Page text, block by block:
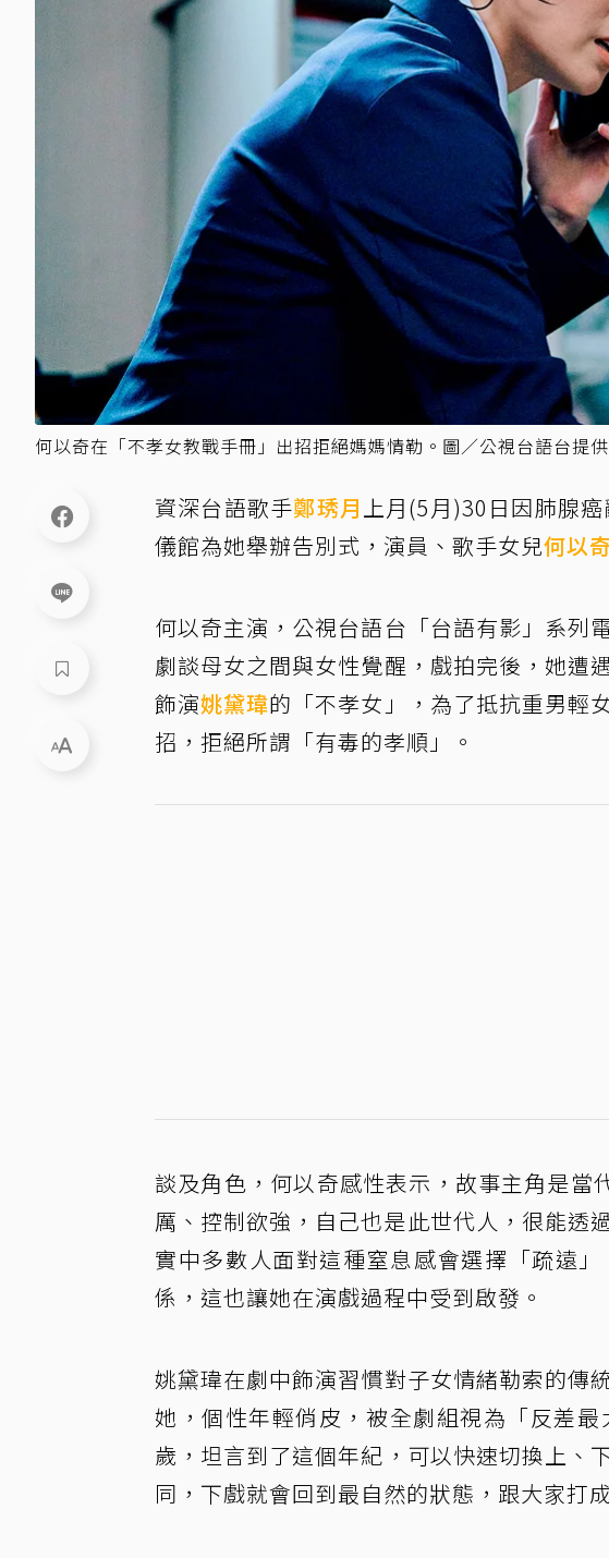
何以奇在「不孝女教戰手冊」出招拒絕媽媽情勒。圖／公視台語台提供
資深台語歌手鄭琇月上月(5月)30日因肺腺
儀館為她舉辦告別式，演員、歌手女兒何以奇
何以奇主演，公視台語台「台語有影」系列
劇談母女之間與女性覺醒，戲拍完後，她遭
飾演姚黛瑋的「不孝女」，為了抵抗重男輕
招，拒絕所謂「有毒的孝順」。
談及角色，何以奇感性表示，故事主角是
厲、控制欲強，自己也是此世代人，很能透
實中多數人面對這種窒息感會選擇「疏遠
係，這也讓她在演戲過程中受到啟發。
姚黛瑋在劇中飾演習慣對子女情緒勒索的傳
她，個性年輕俏皮，被全劇組視為「反差
歲，坦言到了這個年紀，可以快速切換上、
同，下戲就會回到最自然的狀態，跟大家打